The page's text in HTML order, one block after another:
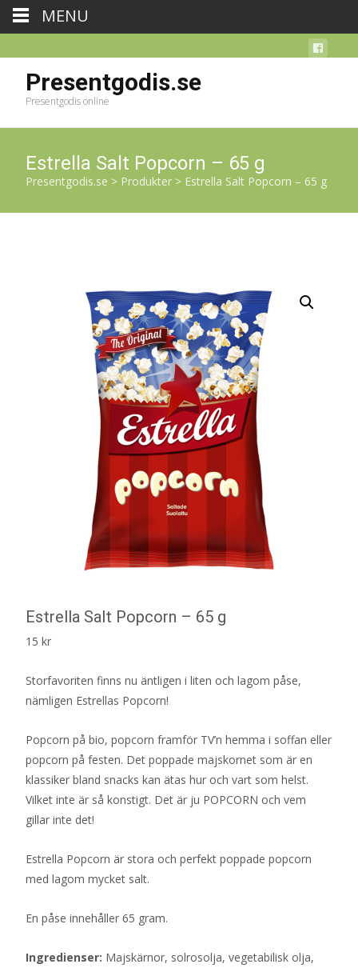
Presentgodis.se
Presentgodis online
Estrella Salt Popcorn – 65 g
Presentgodis.se > Produkter > Estrella Salt Popcorn – 65 g
Estrella Salt Popcorn – 65 g
15 kr
Storfavoriten finns nu äntligen i liten och lagom påse,
nämligen Estrellas Popcorn!
Popcorn på bio, popcorn framför TV’n hemma i soffan eller
popcorn på festen. Det poppade majskornet som är en
klassiker bland snacks kan ätas hur och vart som helst.
Vilket inte är så konstigt. Det är ju POPCORN och vem
gillar inte det!
Estrella Popcorn är stora och perfekt poppade popcorn
med lagom mycket salt.
En påse innehåller 65 gram.
Ingredienser: Majskärnor, solrosolja, vegetabilisk olja,
MENU